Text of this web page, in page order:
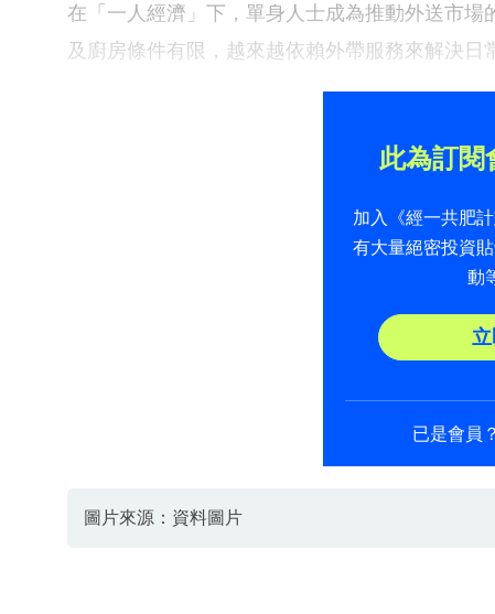
在「一人經濟」下，單身人士成為推動外送市
及廚房條件有限，越來越依賴外帶服務來解決日
此為訂閱
加入《經一共肥
有大量絕密投資
動
已是會員
圖片來源：資料圖片